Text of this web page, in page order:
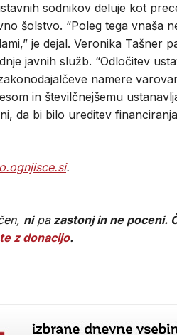
sodnikov deluje kot
šolstvo. “Poleg tega vnaša
je dejal. Veronika Tašner
javnih služb. “Odločitev
namere
in številčnejšemu
da bi bilo ureditev
.
nipazastonj in ne poceni.
z donacijo.